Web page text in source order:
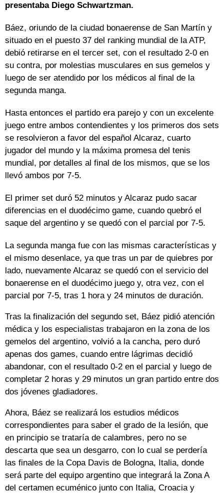
presentaba Diego Schwartzman.
Báez, oriundo de la ciudad bonaerense de San Martín y
situado en el puesto 37 del ranking mundial de la ATP,
debió retirarse en el tercer set, con el resultado 2-0 en
su contra, por molestias musculares en sus gemelos y
luego de ser atendido por los médicos al final de la
segunda manga.
Hasta entonces el partido era parejo y con un excelente
juego entre ambos contendientes y los primeros dos sets
se resolvieron a favor del español Alcaraz, cuarto
jugador del mundo y la máxima promesa del tenis
mundial, por detalles al final de los mismos, que se los
llevó ambos por 7-5.
El primer set duró 52 minutos y Alcaraz pudo sacar
diferencias en el duodécimo game, cuando quebró el
saque del argentino y se quedó con el parcial por 7-5.
La segunda manga fue con las mismas características y
el mismo desenlace, ya que tras un par de quiebres por
lado, nuevamente Alcaraz se quedó con el servicio del
bonaerense en el duodécimo juego y, otra vez, con el
parcial por 7-5, tras 1 hora y 24 minutos de duración.
Tras la finalización del segundo set, Báez pidió atención
médica y los especialistas trabajaron en la zona de los
gemelos del argentino, volvió a la cancha, pero duró
apenas dos games, cuando entre lágrimas decidió
abandonar, con el resultado 0-2 en el parcial y luego de
completar 2 horas y 29 minutos un gran partido entre dos
dos jóvenes gladiadores.
Ahora, Báez se realizará los estudios médicos
correspondientes para saber el grado de la lesión, que
en principio se trataría de calambres, pero no se
descarta que sea un desgarro, con lo cual se perdería
las finales de la Copa Davis de Bologna, Italia, donde
será parte del equipo argentino que integrará la Zona A
del certamen ecuménico junto con Italia, Croacia y